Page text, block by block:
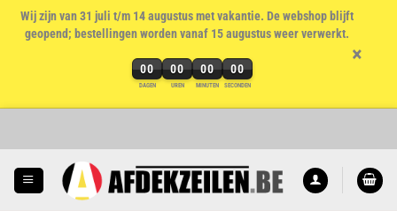
Wij zijn van 31 juli t/m 14 augustus met vakantie. De webshop blijft
geopend; bestellingen worden vanaf 15 augustus weer verwerkt.
00
DAGEN
00
UREN
00
MINUTEN
00
SECONDEN
×